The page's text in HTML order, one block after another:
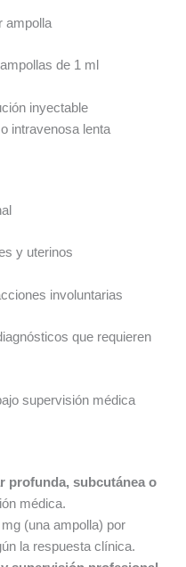
ampolla
de 1 ml
inyectable
intravenosa lenta
y uterinos
involuntarias
que requieren
supervisión médica
profunda, subcutánea o
médica.
(una ampolla) por
la respuesta clínica.